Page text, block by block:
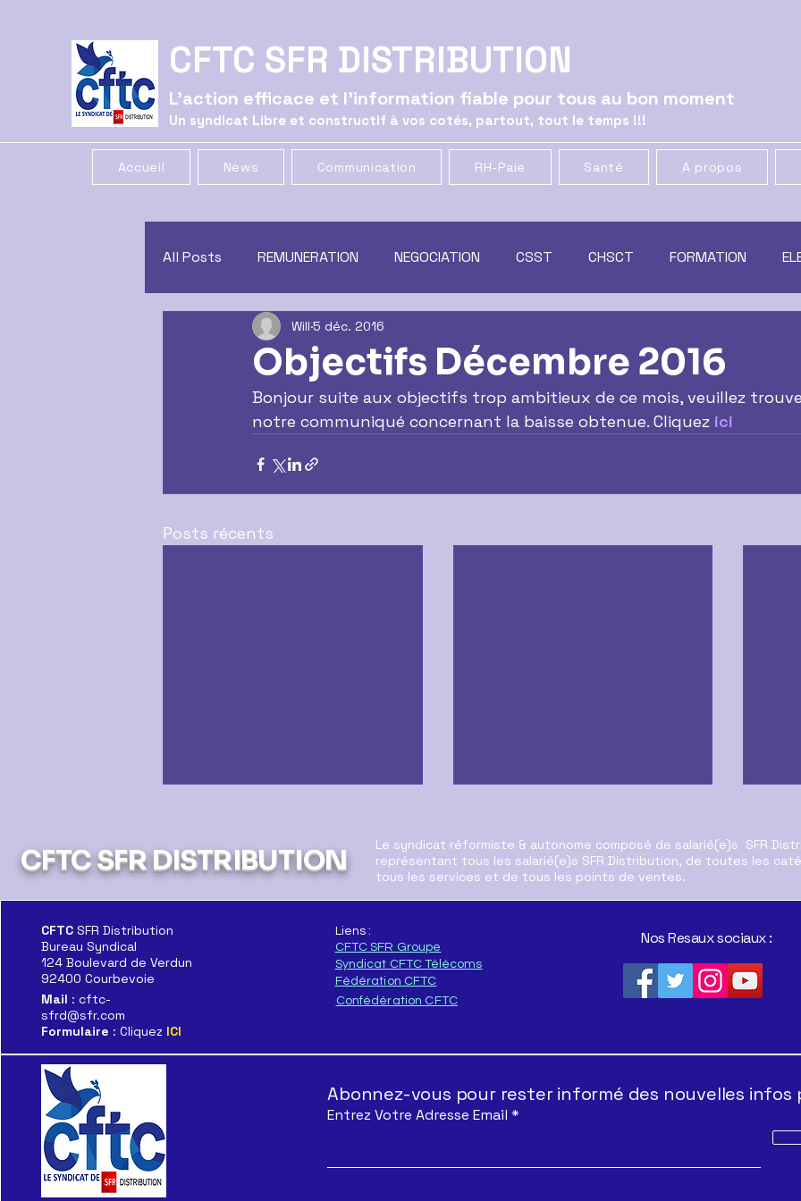
CFTC SFR DISTRIBUTION
L'action efficace et l'information fiable pour tous au bon moment
Un syndicat Libre et constructif à vos cotés, partout, tout le temps !!!
Accueil News Communication RH-Paie Santé A propos
All Posts REMUNERATION NEGOCIATION CSST CHSCT FORMATION
GREVE COMMUNICATION
CSSCT tract RACHAT
Objectifs Décembre 2016
Will 5 déc. 2016
Bonjour suite aux objectifs trop ambitieux de ce mois, veuillez
notre communiqué concernant la baisse obtenue. Cliquez ici
Posts récents
Rémunération
Déclaration au CSE sur le
Futur de SFR Distribution
CFTC SFR DISTRIBUTION
Le syndicat réformiste & autonome composé de salarié(e)s SFR
représentant tous les salarié(e)s SFR Distribution, de toutes les
tous les services et de tous les points de ventes.
CFTC SFR Distribution
Bureau Syndical
124 Boulevard de Verdun
92400 Courbevoie
Mail : cftc-
sfrd@sfr.com
Formulaire : Cliquez ICI
Liens :
CFTC SFR Groupe
Syndicat CFTC Télécoms
Fédération CFTC
Confédération CFTC
Nos Resaux sociaux :
Abonnez-vous pour rester informé des nouvelles infos
Entrez Votre Adresse Email